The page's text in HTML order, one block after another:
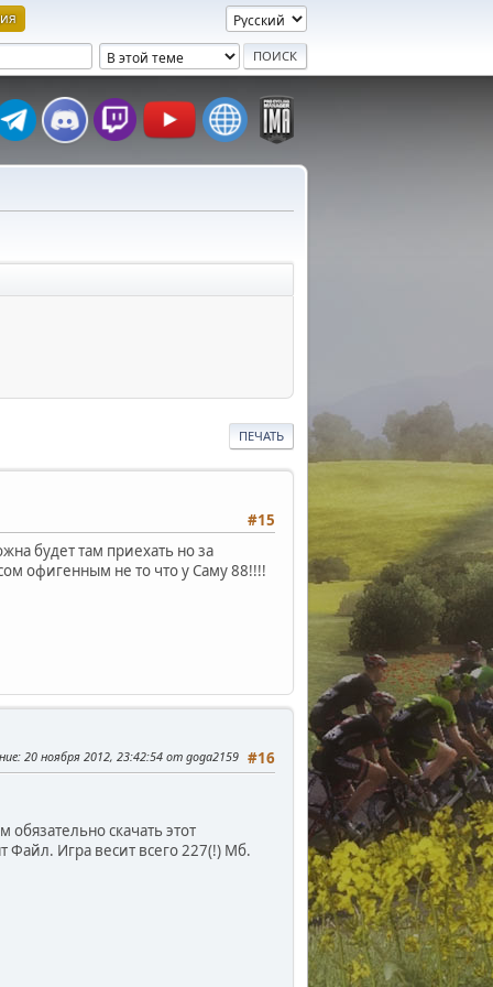
ПЕЧАТЬ
#15
будет там приехать но за
офигенным не то что у Саму 88!!!!
#16
: 20 ноября 2012, 23:42:54 от goga2159
скачать этот
Файл. Игра весит всего 227(!) Мб.